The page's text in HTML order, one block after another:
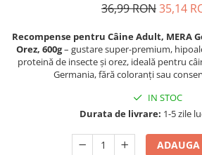
Culcușuri & Saltele Câini
Castroane și Adapatori
Cuști și Genți
Zgărzi, Lese & Hamuri
Castroane & Adapatori Pisici
Cuști & Genți Pisici
Litiere Pisici
Zgărzi & Hamuri
36,99 RON35,14
Recompense pentru Câine Adult, MERA
Orez, 600g– gustare super-premium,
proteină de insecte și orez, ideală pentru
Germania, fără coloranți sau
IN STOC
Durata de livrare: 1-5 zile
ADAUGA